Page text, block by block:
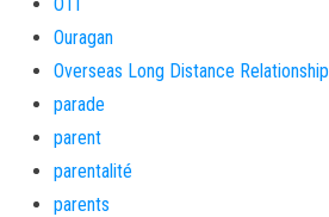
Ouragan
Overseas Long Distance Relationship
parade
parent
parentalité
parents